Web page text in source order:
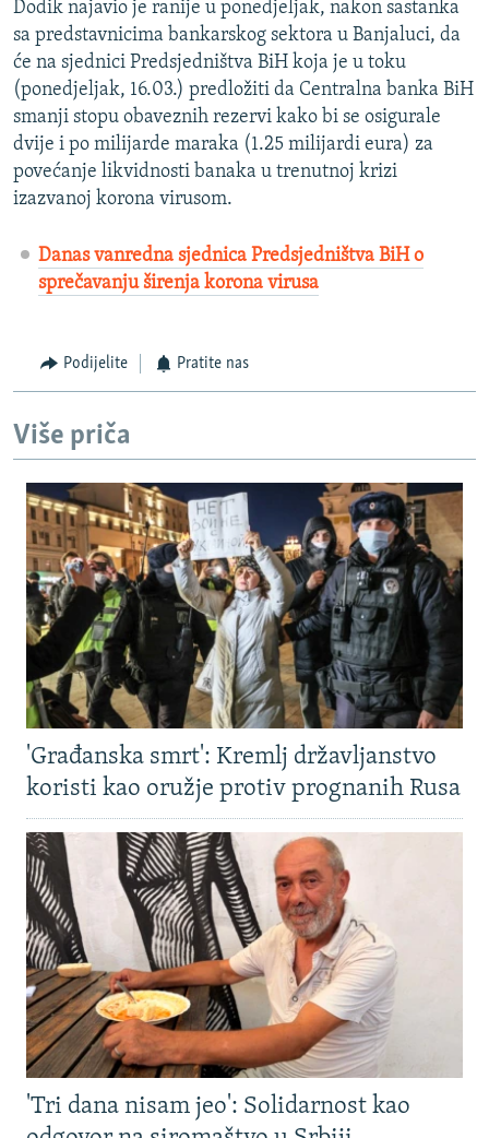
Dodik najavio je ranije u ponedjeljak, nakon sastanka
sa predstavnicima bankarskog sektora u Banjaluci, da
će na sjednici Predsjedništva BiH koja je u toku
(ponedjeljak, 16.03.) predložiti da Centralna banka BiH
smanji stopu obaveznih rezervi kako bi se osigurale
dvije i po milijarde maraka (1.25 milijardi eura) za
povećanje likvidnosti banaka u trenutnoj krizi
izazvanoj korona virusom.
Danas vanredna sjednica Predsjedništva BiH o
sprečavanju širenja korona virusa
Podijelite Pratite nas
Više priča
'Građanska smrt': Kremlj državljanstvo
koristi kao oružje protiv prognanih Rusa
'Tri dana nisam jeo': Solidarnost kao